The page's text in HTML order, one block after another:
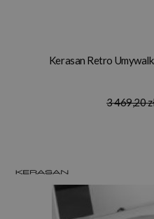
Kerasan Retro
3 469,20